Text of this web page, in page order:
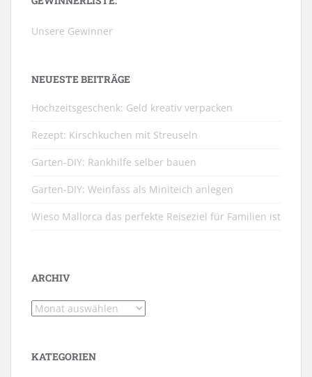
Unsere Gewinner
NEUESTE BEITRÄGE
Hochzeitsgeschenk: Geld kreativ verpacken
Rezept: Kirschkuchen mit Streuseln
Garten-DIY: Rankhilfe selber bauen
Garten-DIY: Weinfass als Miniteich anlegen
Wieso Mallorca das perfekte Reiseziel für Familien ist
ARCHIV
Archiv
KATEGORIEN